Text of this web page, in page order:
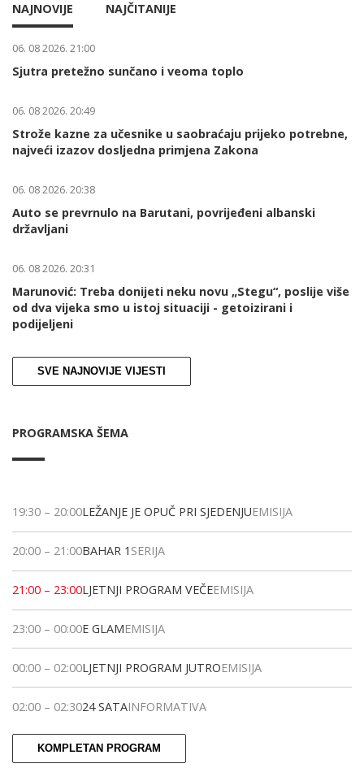
NAJNOVIJE NAJČITANIJE
06. 08 2026. 21:00
Sjutra pretežno sunčano i veoma toplo
06. 08 2026. 20:49
Strože kazne za učesnike u saobraćaju prijeko potrebne,
najveći izazov dosljedna primjena Zakona
06. 08 2026. 20:38
Auto se prevrnulo na Barutani, povrijeđeni albanski
državljani
06. 08 2026. 20:31
Marunović: Treba donijeti neku novu „Stegu“, poslije više
od dva vijeka smo u istoj situaciji - getoizirani i
podijeljeni
SVE NAJNOVIJE VIJESTI
PROGRAMSKA ŠEMA
19:30 – 20:00LEŽANJE JE OPUČ PRI SJEDENJUEMISIJA
20:00 – 21:00BAHAR 1 SERIJA
21:00 – 23:00LJETNJI PROGRAM VEČEEMISIJA
23:00 – 00:00E GLAMEMISIJA
00:00 – 02:00LJETNJI PROGRAM JUTROEMISIJA
02:00 – 02:3024 SATAINFORMATIVA
KOMPLETAN PROGRAM